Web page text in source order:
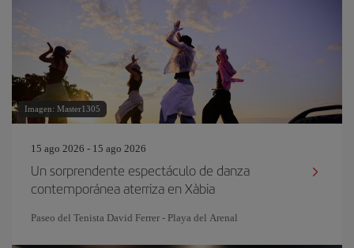
Imagen: Master1305
15 ago 2026 - 15 ago 2026
Un sorprendente espectáculo de danza
contemporánea aterriza en Xàbia
Paseo del Tenista David Ferrer - Playa del Arenal